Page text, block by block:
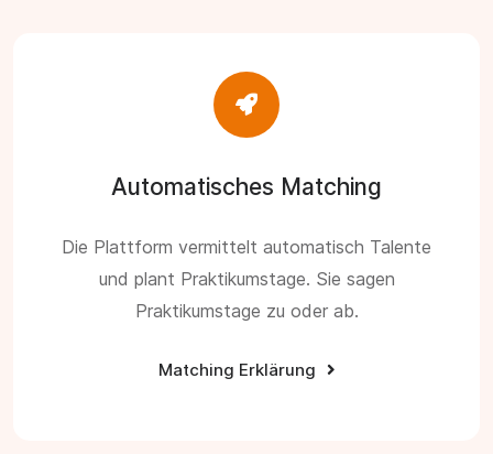
Automatisches Matching
Die Plattform vermittelt automatisch Talente
und plant Praktikumstage. Sie sagen
Praktikumstage zu oder ab.
Matching Erklärung